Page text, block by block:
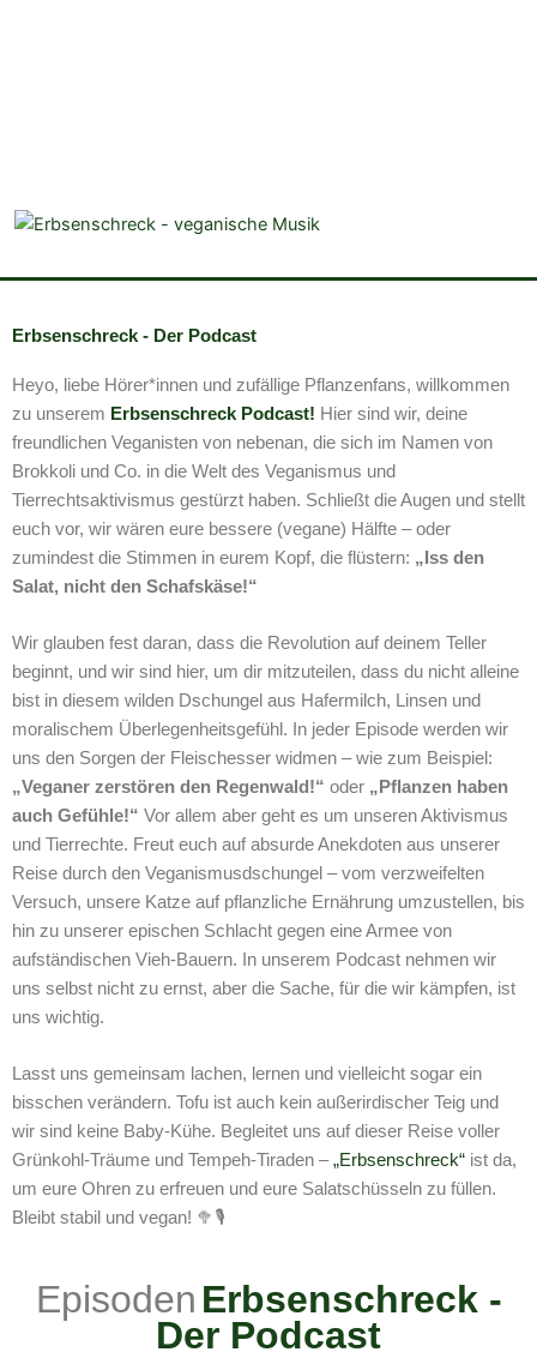
Erbsenschreck - Der Podcast
Heyo, liebe Hörer*innen und zufällige Pflanzenfans, willkommen
zu unserem Erbsenschreck Podcast! Hier sind wir, deine
freundlichen Veganisten von nebenan, die sich im Namen von
Brokkoli und Co. in die Welt des Veganismus und
Tierrechtsaktivismus gestürzt haben. Schließt die Augen und stellt
euch vor, wir wären eure bessere (vegane) Hälfte – oder
zumindest die Stimmen in eurem Kopf, die flüstern: „Iss den
Salat, nicht den Schafskäse!“
Wir glauben fest daran, dass die Revolution auf deinem Teller
beginnt, und wir sind hier, um dir mitzuteilen, dass du nicht alleine
bist in diesem wilden Dschungel aus Hafermilch, Linsen und
moralischem Überlegenheitsgefühl. In jeder Episode werden wir
uns den Sorgen der Fleischesser widmen – wie zum Beispiel:
„Veganer zerstören den Regenwald!“ oder „Pflanzen haben
auch Gefühle!“ Vor allem aber geht es um unseren Aktivismus
und Tierrechte. Freut euch auf absurde Anekdoten aus unserer
Reise durch den Veganismusdschungel – vom verzweifelten
Versuch, unsere Katze auf pflanzliche Ernährung umzustellen, bis
hin zu unserer epischen Schlacht gegen eine Armee von
aufständischen Vieh-Bauern. In unserem Podcast nehmen wir
uns selbst nicht zu ernst, aber die Sache, für die wir kämpfen, ist
uns wichtig.
Lasst uns gemeinsam lachen, lernen und vielleicht sogar ein
bisschen verändern. Tofu ist auch kein außerirdischer Teig und
wir sind keine Baby-Kühe. Begleitet uns auf dieser Reise voller
Grünkohl-Träume und Tempeh-Tiraden –„Erbsenschreck“ ist da,
um eure Ohren zu erfreuen und eure Salatschüsseln zu füllen.
Bleibt stabil und vegan! 🥦🎙️
Episoden Erbsenschreck -
Der Podcast